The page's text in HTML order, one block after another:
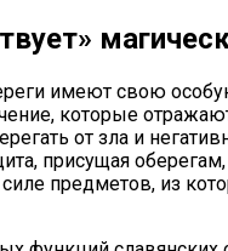
имеют свою
которые
от зла и
присущая
предметов, из